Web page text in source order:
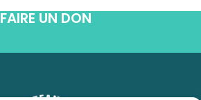
FAIRE UN DON